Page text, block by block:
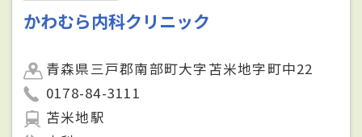
かわむら内科クリニック
青森県三戸郡南部町大字苫米地字町中22
0178-84-3111
苫米地駅